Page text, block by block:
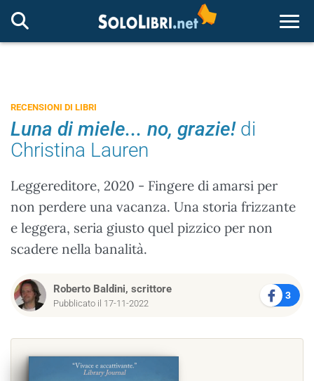
RECENSIONI DI LIBRI
Luna di miele... no, grazie!di
Christina Lauren
Leggereditore, 2020 - Fingere di amarsi per
non perdere una vacanza. Una storia frizzante
e leggera, seria giusto quel pizzico per non
scadere nella banalità.
Roberto Baldini, scrittore
Pubblicato il 17-11-2022
3